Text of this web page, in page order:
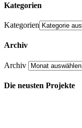
Kategorien
Kategorien
Archiv
Archiv
Die neusten Projekte